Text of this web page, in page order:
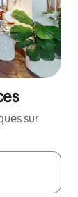
sur
vers le